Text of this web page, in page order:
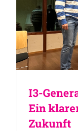
I3-
Ein
Zukunft